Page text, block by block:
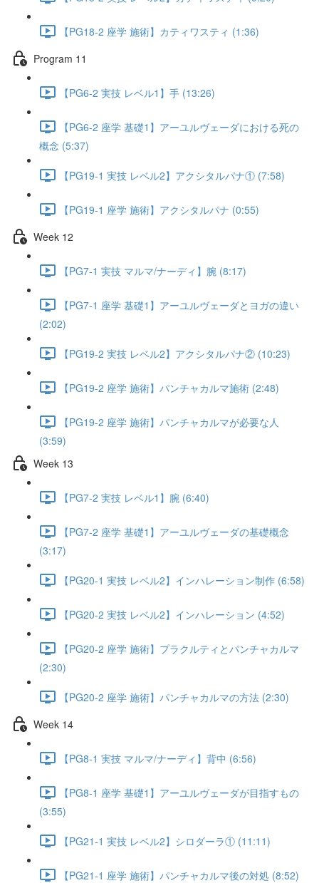
【PG18-2 座学 施術】カティワスティ (1:36)
Program 11
【PG6-2 実技 レベル1】手 (13:26)
【PG6-2 座学 基礎1】アーユルヴェーダにおける死の
概念 (5:37)
【PG19-1 実技 レベル2】アクシタルパナ① (7:58)
【PG19-1 座学 施術】アクシタルパナ (0:55)
Week 12
【PG7-1 実技 マルマ/ナーディ】腕 (8:17)
【PG7-1 座学 基礎1】アーユルヴェーダとヨガの違い
(2:02)
【PG19-2 実技 レベル2】アクシタルパナ② (10:23)
【PG19-2 座学 施術】パンチャカルマ施術 (2:48)
【PG19-2 座学 施術】パンチャカルマが必要な人
(3:59)
Week 13
【PG7-2 実技 レベル1】腕 (6:40)
【PG7-2 座学 基礎1】アーユルヴェーダの基礎概念
(3:17)
【PG20-1 実技 レベル2】インハレーション制作 (6:58)
【PG20-2 実技 レベル2】インハレーション (4:52)
【PG20-2 座学 施術】プラクルティとパンチャカルマ
(2:30)
【PG20-2 座学 施術】パンチャカルマの方法 (2:30)
Week 14
【PG8-1 実技 マルマ/ナーディ】背中 (6:56)
【PG8-1 座学 基礎1】アーユルヴェーダが目指すもの
(3:55)
【PG21-1 実技 レベル2】シロダーラ① (11:11)
【PG21-1 座学 施術】パンチャカルマ後の対処 (8:52)